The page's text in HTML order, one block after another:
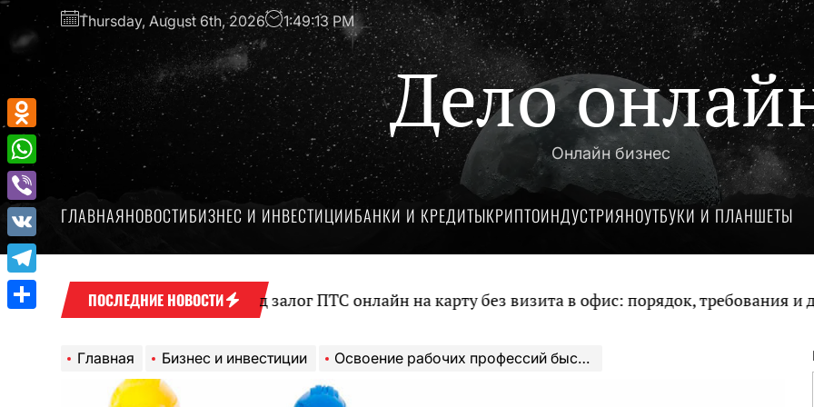
Перейти
содержимому
Thursday, August 6th, 2026 1:49:14 PM
Дело
Онлайн бизнес
ГЛАВНАЯНОВОСТИБИЗНЕС И ИНВЕСТИЦИИБАНКИ И КРЕДИТЫКРИПТОИНДУСТРИЯНОУТБУКИ И ПЛАНШЕТЫ
ПОСЛЕДНИЕ НОВОСТИ
Оформление займа под залог ПТС онлайн на карту без визита в офис: порядок, требования и
Главная Бизнес и инвестиции Освоение рабочих профессий быстро и легко
Odnoklassniki
WhatsApp
Viber
VK
Telegram
Отправить